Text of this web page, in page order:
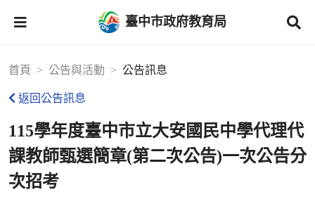
臺中市政府教育局
首頁 公告與活動 公告訊息
返回公告訊息
115學年度臺中市立大安國民中學代理代
課教師甄選簡章(第二次公告)一次公告分
次招考